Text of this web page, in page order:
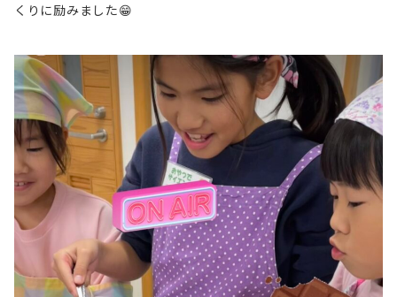
くりに励みました😁